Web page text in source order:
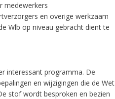
medewerkers
en overige werkzaam
Wlb op niveau gebracht dient te
interessant programma. De
en wijzigingen die de Wet
stof wordt besproken en bezien